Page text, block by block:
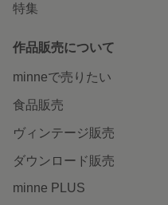
特集
作品販売について
minneで売りたい
食品販売
ヴィンテージ販売
ダウンロード販売
minne PLUS